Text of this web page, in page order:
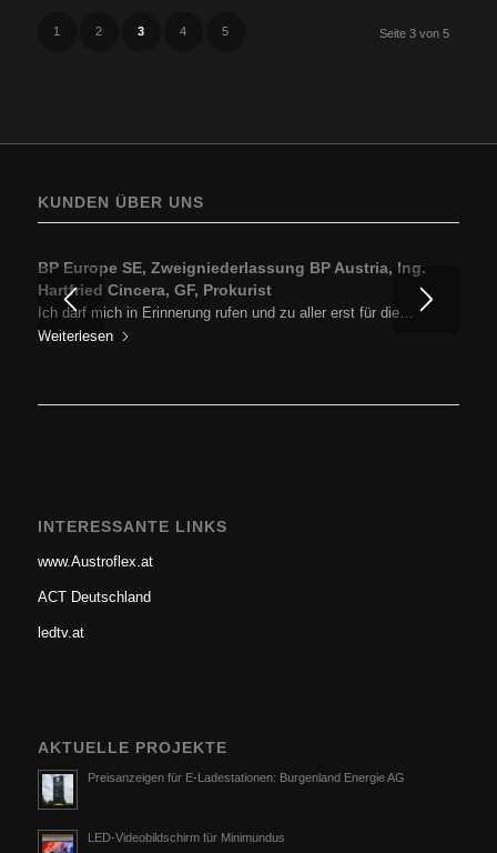
Seite 3 von 5
1 2 3 4 5
KUNDEN ÜBER UNS
BP Europe SE, Zweigniederlassung BP Austria, Ing.
Hartfried Cincera, GF, Prokurist
Ich darf mich in Erinnerung rufen und zu aller erst für die…
Weiterlesen
INTERESSANTE LINKS
www.Austroflex.at
ACT Deutschland
ledtv.at
AKTUELLE PROJEKTE
Preisanzeigen für E-Ladestationen: Burgenland Energie AG
LED-Videobildschirm für Minimundus